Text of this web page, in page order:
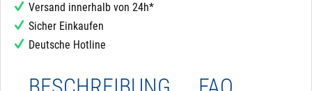
Versand innerhalb von 24h*
Sicher Einkaufen
Deutsche Hotline